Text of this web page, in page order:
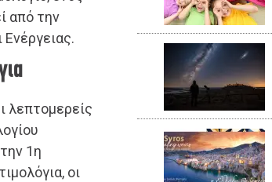
από την
λεπτομερείς
1η
οι